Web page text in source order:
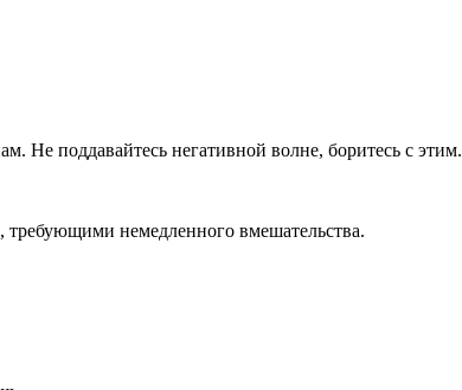
Не поддавайтесь негативной волне, боритесь с этим.
требующими немедленного вмешательства.